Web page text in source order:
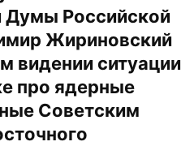
Думы Российской
Жириновский
видении ситуации
про ядерные
Советским